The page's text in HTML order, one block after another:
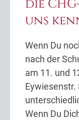
die
uns
Wenn Du
nach der
am 11. und
Eywiesenstr.
Wenn Du